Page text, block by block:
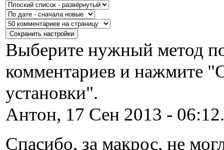
Выберите нужный метод
комментариев и нажмите
установки".
Антон, 17 Сен 2013 - 06:12.
Спасибо, за макрос, не